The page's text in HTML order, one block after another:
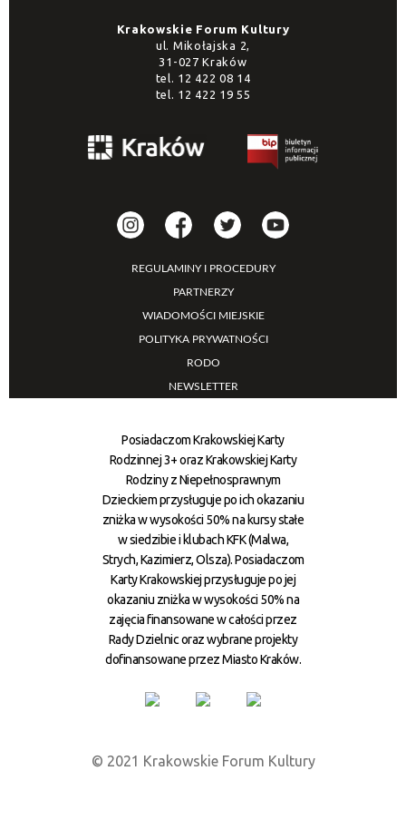
Krakowskie Forum Kultury
ul. Mikołajska 2,
31-027 Kraków
tel. 12 422 08 14
tel. 12 422 19 55
REGULAMINY I PROCEDURY
PARTNERZY
WIADOMOŚCI MIEJSKIE
POLITYKA PRYWATNOŚCI
RODO
NEWSLETTER
Posiadaczom Krakowskiej Karty
Rodzinnej 3+ oraz Krakowskiej Karty
Rodziny z Niepełnosprawnym
Dzieckiem przysługuje po ich okazaniu
zniżka w wysokości 50% na kursy stałe
w siedzibie i klubach KFK (Malwa,
Strych, Kazimierz, Olsza). Posiadaczom
Karty Krakowskiej przysługuje po jej
okazaniu zniżka w wysokości 50% na
zajęcia finansowane w całości przez
Rady Dzielnic oraz wybrane projekty
dofinansowane przez Miasto Kraków.
© 2021 Krakowskie Forum Kultury